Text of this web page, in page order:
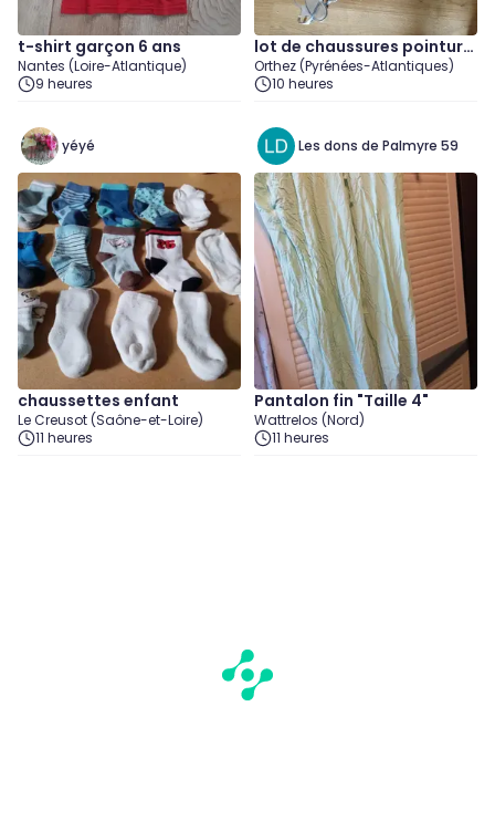
t-shirt garçon 6 ans
Nantes (Loire-Atlantique)
9 heures
lot de chaussures pointure
39-40
Orthez (Pyrénées-Atlantiques)
10 heures
yéyé
chaussettes enfant
Le Creusot (Saône-et-Loire)
11 heures
Les dons de Palmyre 59
Pantalon fin "Taille 4"
Wattrelos (Nord)
11 heures